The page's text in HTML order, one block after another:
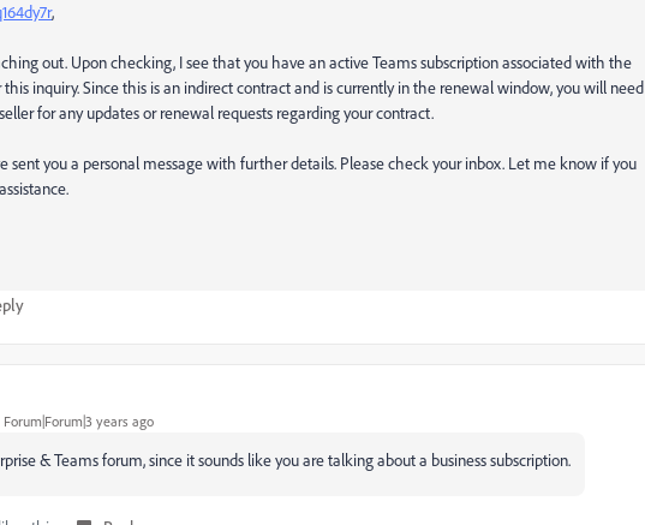
,
out. Upon checking, I see that you have an active Teams subscription associated with the
this inquiry. Since this is an indirect contract and is currently in the renewal window, you will need
for any updates or renewal requests regarding your contract.
sent you a personal message with further details. Please check your inbox. Let me know if you
Forum|Forum|3 years ago
& Teams forum, since it sounds like you are talking about a business subscription.